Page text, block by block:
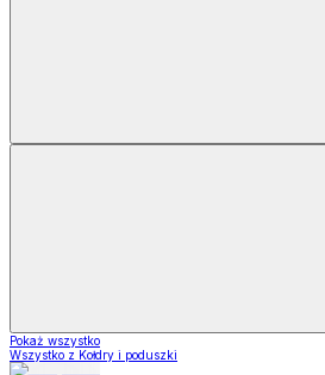
Pokaż wszystko
Wszystko z Kołdry i poduszki